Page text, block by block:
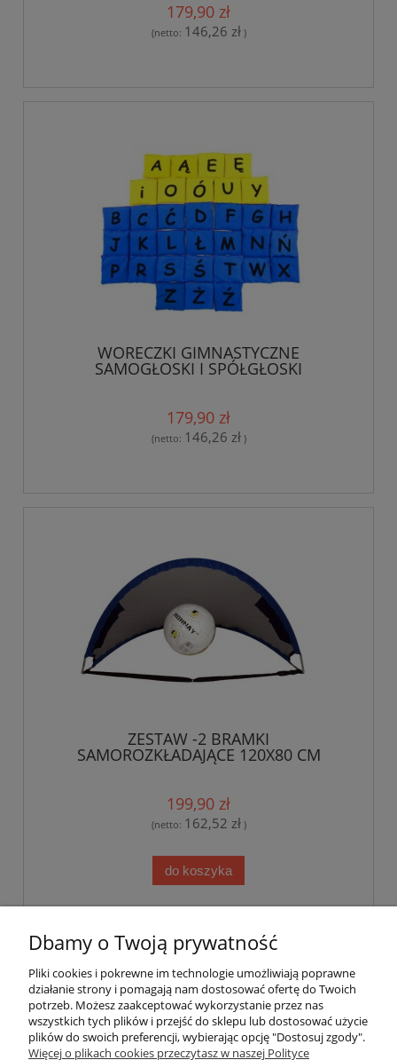
179,90 zł
(netto: 146,26 zł)
WORECZKI GIMNASTYCZNE
SAMOGŁOSKI I SPÓŁGŁOSKI
179,90 zł
(netto: 146,26 zł)
ZESTAW -2 BRAMKI
SAMOROZKŁADAJĄCE 120X80 CM
199,90 zł
(netto: 162,52 zł)
do koszyka
« 1 ... 4 5 6 7
Pomoc
Dostawa
Dbamy o Twoją prywatność
Pliki cookies i pokrewne im technologie umożliwiają poprawne
działanie strony i pomagają nam dostosować ofertę do Twoich
potrzeb. Możesz zaakceptować wykorzystanie przez nas
wszystkich tych plików i przejść do sklepu lub dostosować użycie
plików do swoich preferencji, wybierając opcję "Dostosuj zgody".
Więcej o plikach cookies przeczytasz w naszej Polityce